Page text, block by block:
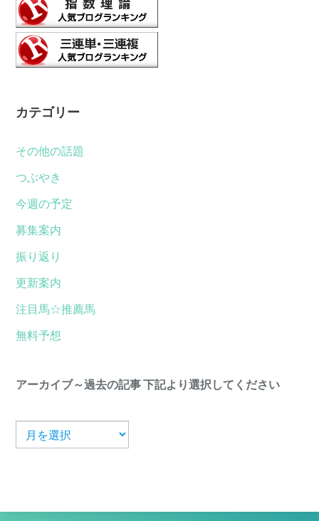
カテゴリー
その他の話題
つぶやき
今週の予定
募集案内
振り返り
更新案内
注目馬☆推薦馬
無料予想
アーカイブ～過去の記事 下記より選択してください
ー